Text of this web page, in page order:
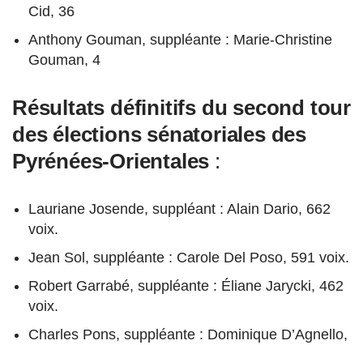
Cid, 36
Anthony Gouman, suppléante : Marie-Christine
Gouman, 4
Résultats définitifs du second tour
des élections sénatoriales des
Pyrénées-Orientales :
Lauriane Josende, suppléant : Alain Dario, 662
voix.
Jean Sol, suppléante : Carole Del Poso, 591 voix.
Robert Garrabé, suppléante : Éliane Jarycki, 462
voix.
Charles Pons, suppléante : Dominique D’Agnello,